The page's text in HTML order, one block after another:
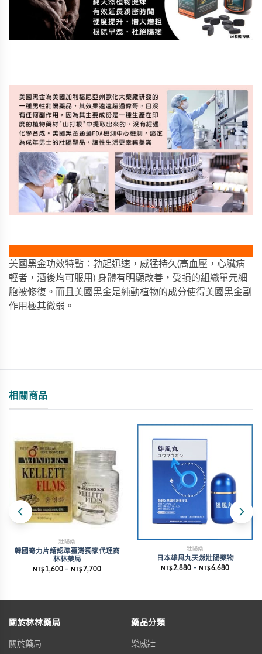
美國黑金功效特點：勃起迅速，威猛持久(高血壓，心臟病
輕者，酒後均可服用) 身體有明顯改善，受損的組織單元細
胞被修復。而且美國黑金是純動植物的成分使得美國黑金副
作用極其微弱。
相關商品
壯陽藥
韓國奇力片請認準臺灣獨家代理商
林林藥局
NT$ 1,600 – NT$ 7,700
壯陽藥
日本雄風丸天然壯陽藥物
NT$2,880 – NT$6,680
關於林林藥局
關於藥局
藥品分類
樂威壯